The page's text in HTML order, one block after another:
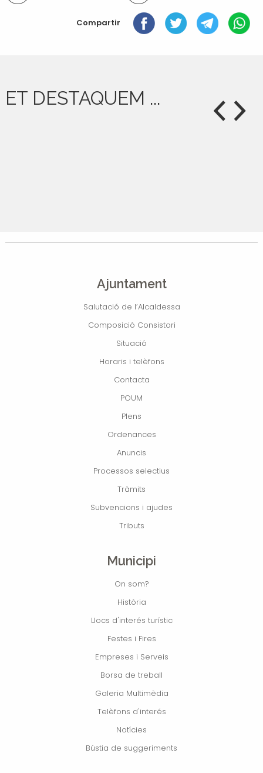
Compartir
ET DESTAQUEM ...
Ajuntament
Salutació de l’Alcaldessa
Composició Consistori
Situació
Horaris i telèfons
Contacta
POUM
Plens
Ordenances
Anuncis
Processos selectius
Tràmits
Subvencions i ajudes
Tributs
Municipi
On som?
Història
Llocs d'interés turístic
Festes i Fires
Empreses i Serveis
Borsa de treball
Galeria Multimèdia
Telèfons d'interés
Notícies
Bústia de suggeriments